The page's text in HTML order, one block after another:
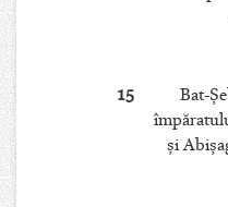
15
Bat-
şi